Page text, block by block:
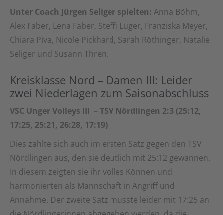
Unter Coach Jürgen Seliger spielten: Anna Böhm,
Alex Faber, Lena Faber, Steffi Luger, Franziska Meyer,
Chiara Piva, Nicole Pickhard, Sarah Röthinger, Natalie
Seliger und Susann Thren.
Kreisklasse Nord – Damen III: Leider
zwei Niederlagen zum Saisonabschluss
VSC Unger Volleys III – TSV Nördlingen 2:3 (25:12,
17:25, 25:21, 26:28, 17:19)
Dies zahlte sich auch im ersten Satz gegen den TSV
Nördlingen aus, den sie deutlich mit 25:12 gewannen.
In diesem zeigten sie ihr volles Können und
harmonierten als Mannschaft in Angriff und
Annahme. Der zweite Satz musste leider mit 17:25 an